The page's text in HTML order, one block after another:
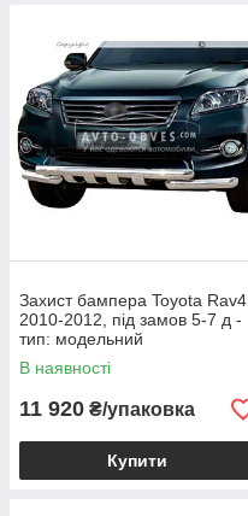
Захист бампера Toyota Rav4
2010-2012, під замов 5-7 д -
тип: модельний
В наявності
11 920 ₴/упаковка
Купити